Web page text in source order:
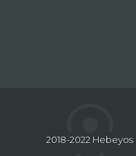
2018-2022 Hebeyos